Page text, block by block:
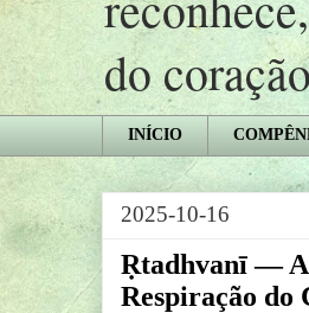
do
INÍCIO
2025-10-16
Ṛtadhvanī — A
Respiração do